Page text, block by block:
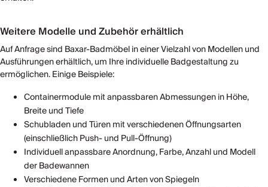
Weitere Modelle und Zubehör erhältlich
Auf Anfrage sind Baxar-Badmöbel in einer Vielzahl von Modellen und
Ausführungen erhältlich, um Ihre individuelle Badgestaltung zu
ermöglichen. Einige Beispiele:
Containermodule mit anpassbaren Abmessungen in Höhe,
Breite und Tiefe
Schubladen und Türen mit verschiedenen Öffnungsarten
(einschließlich Push- und Pull-Öffnung)
Individuell anpassbare Anordnung, Farbe, Anzahl und Modell
der Badewannen
Verschiedene Formen und Arten von Spiegeln